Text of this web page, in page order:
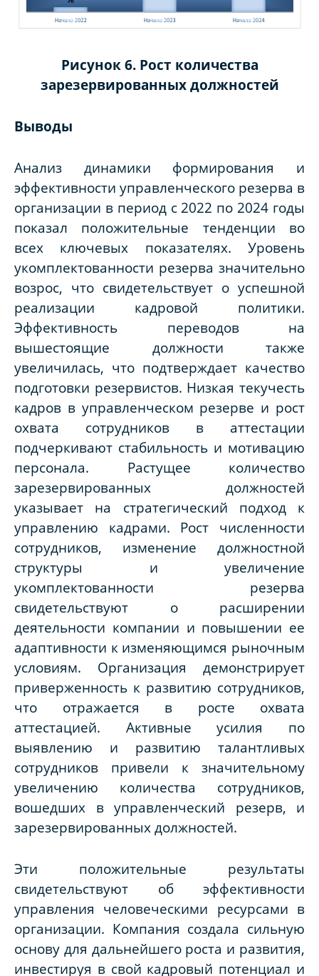
Рисунок 6. Рост количества
зарезервированных должностей
Выводы
Анализ динамики формирования и
эффективности управленческого резерва в
организации в период с 2022 по 2024 годы
показал положительные тенденции во
всех ключевых показателях. Уровень
укомплектованности резерва значительно
возрос, что свидетельствует о успешной
реализации кадровой политики.
Эффективность переводов на
вышестоящие должности также
увеличилась, что подтверждает качество
подготовки резервистов. Низкая текучесть
кадров в управленческом резерве и рост
охвата сотрудников в аттестации
подчеркивают стабильность и мотивацию
персонала. Растущее количество
зарезервированных должностей
указывает на стратегический подход к
управлению кадрами. Рост численности
сотрудников, изменение должностной
структуры и увеличение
укомплектованности резерва
свидетельствуют о расширении
деятельности компании и повышении ее
адаптивности к изменяющимся рыночным
условиям. Организация демонстрирует
приверженность к развитию сотрудников,
что отражается в росте охвата
аттестацией. Активные усилия по
выявлению и развитию талантливых
сотрудников привели к значительному
увеличению количества сотрудников,
вошедших в управленческий резерв, и
зарезервированных должностей.
Эти положительные результаты
свидетельствуют об эффективности
управления человеческими ресурсами в
организации. Компания создала сильную
основу для дальнейшего роста и развития,
инвестируя в свой кадровый потенциал и